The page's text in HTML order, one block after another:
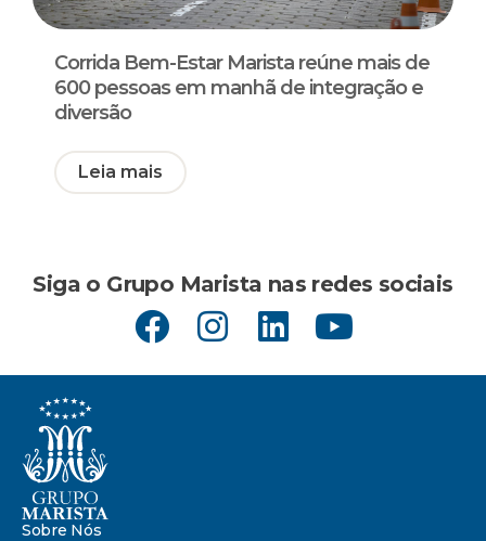
Corrida Bem-Estar Marista reúne mais de
600 pessoas em manhã de integração e
diversão
Leia mais
Siga o Grupo Marista nas redes sociais
Sobre Nós